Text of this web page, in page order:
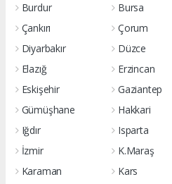
Burdur
Bursa
Çankırı
Çorum
Diyarbakır
Düzce
Elazığ
Erzincan
Eskişehir
Gaziantep
Gümüşhane
Hakkari
Iğdır
Isparta
İzmir
K.Maraş
Karaman
Kars